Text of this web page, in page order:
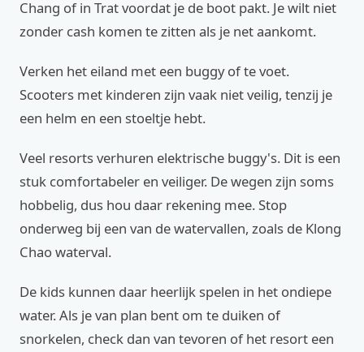
Chang of in Trat voordat je de boot pakt. Je wilt niet
zonder cash komen te zitten als je net aankomt.
Verken het eiland met een buggy of te voet.
Scooters met kinderen zijn vaak niet veilig, tenzij je
een helm en een stoeltje hebt.
Veel resorts verhuren elektrische buggy's. Dit is een
stuk comfortabeler en veiliger. De wegen zijn soms
hobbelig, dus hou daar rekening mee. Stop
onderweg bij een van de watervallen, zoals de Klong
Chao waterval.
De kids kunnen daar heerlijk spelen in het ondiepe
water. Als je van plan bent om te duiken of
snorkelen, check dan van tevoren of het resort een